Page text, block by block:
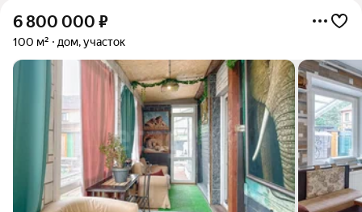
6 800 000 ₽
100 м² дом, участок